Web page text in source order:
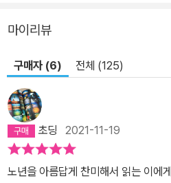
마이리뷰
구매자 (6) 전체 (125)
초딩 2021-11-19
노년을 아름답게 찬미해서 읽는 이에